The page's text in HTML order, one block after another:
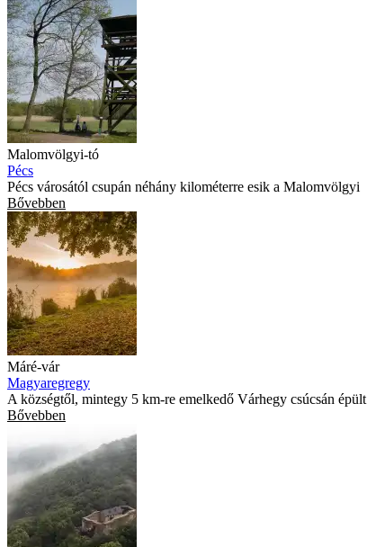
Malomvölgyi-tó
Pécs
Pécs városától csupán néhány kilométerre esik a Malomvölgyi
Bővebben
Máré-vár
Magyaregregy
A községtől, mintegy 5 km-re emelkedő Várhegy csúcsán épült
Bővebben